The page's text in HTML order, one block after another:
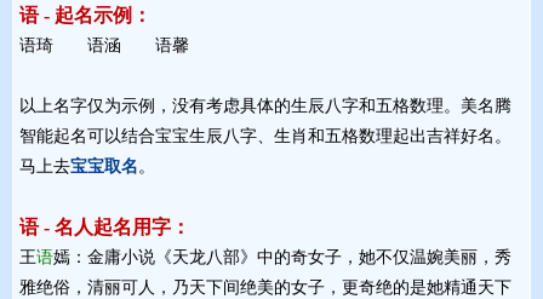
语 - 起名示例：
语琦 语涵 语馨
以上名字仅为示例，没有考虑具体的生辰八字和五格数理。美名腾
智能起名可以结合宝宝生辰八字、生肖和五格数理起出吉祥好名。
马上去宝宝取名。
语 - 名人起名用字：
王语嫣：金庸小说《天龙八部》中的奇女子，她不仅温婉美丽，秀
雅绝俗，清丽可人，乃天下间绝美的女子，更奇绝的是她精通天下